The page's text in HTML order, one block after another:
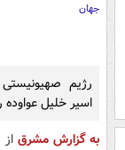
جهان
رژیم
اسیر خلیل عواوده
به گزارش مشرق